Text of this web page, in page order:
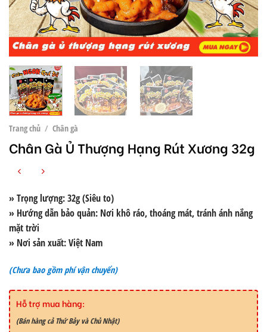
Trang chủ / Chân gà
Chân Gà Ủ Thượng Hạng Rút Xương 32g
» Trọng lượng: 32g (Siêu to)
» Hướng dẫn bảo quản: Nơi khô ráo, thoáng mát, tránh ánh nắng
mặt trời
» Nơi sản xuất: Việt Nam
(Chưa bao gồm phí vận chuyển)
Hỗ trợ mua hàng:
(Bán hàng cả Thứ Bảy và Chủ Nhật)